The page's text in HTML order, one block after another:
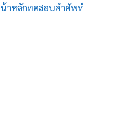
าหลักทดสอบคำศัพท์